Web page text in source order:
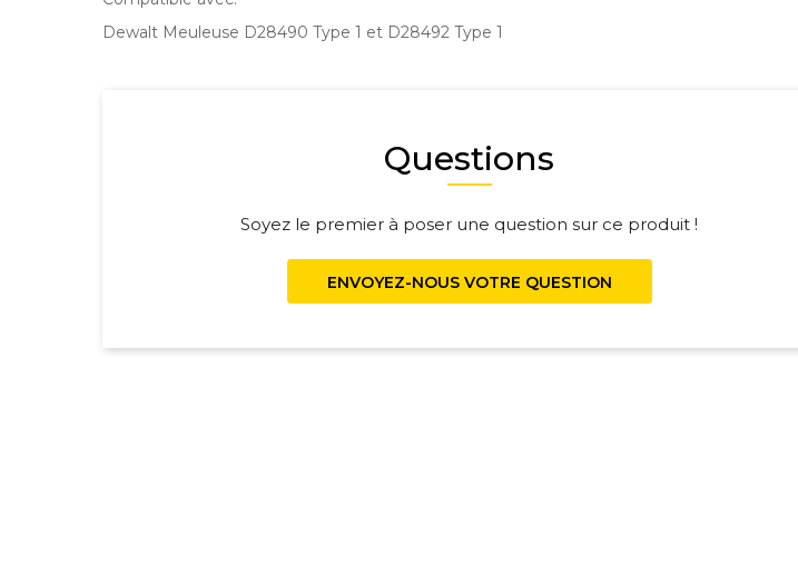
Dewalt Meuleuse D28490 Type 1 et D28492 Type 1
Questions
Soyez le premier à poser une question sur ce produit !
ENVOYEZ-NOUS VOTRE QUESTION